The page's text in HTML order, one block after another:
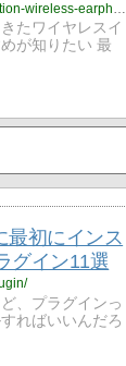
https://barablog.org/recommendation-wireless-earphones/
たワイヤレスイ
が知りたい 最
最初にインス
グイン11選
、プラグインっ
ればいいんだろ